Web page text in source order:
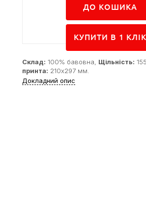
ДО КОШИКА
КУПИТИ В 1 КЛIК
Склад: 100% бавовна, Щільність:
принта: 210x297 мм.
Докладний опис